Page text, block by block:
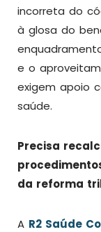
incorreta do
à glosa do
e o
exigem apoio
saúde.
Precisa
da reforma
A R2 Saúde